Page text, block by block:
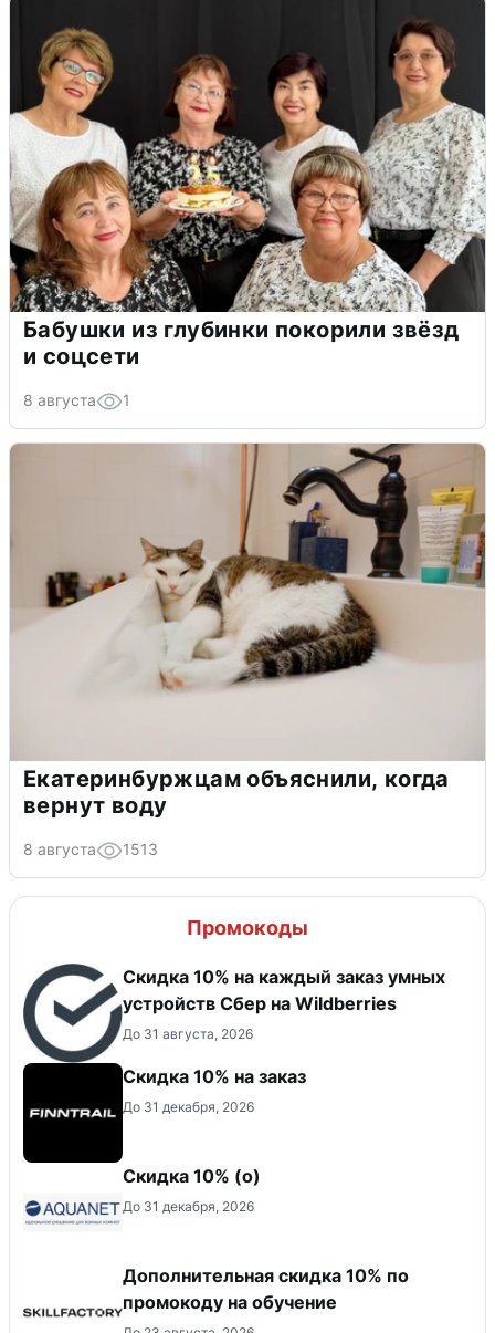
Бабушки из глубинки покорили звёзд
и соцсети
8 августа 1
Екатеринбуржцам объяснили, когда
вернут воду
8 августа 1513
Промокоды
Скидка 10% на каждый заказ умных
устройств Сбер на Wildberries
До 31 августа, 2026
Скидка 10% на заказ
До 31 декабря, 2026
Скидка 10% (о)
До 31 декабря, 2026
Дополнительная скидка 10% по
промокоду на обучение